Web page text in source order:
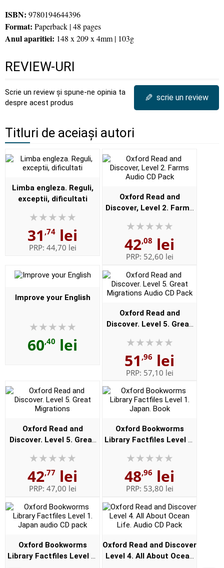
ISBN: 9780194644396
Format: Paperback | 48 pages
Anul aparitiei: 148 x 209 x 4mm | 103g
REVIEW-URI
Scrie un review și spune-ne opinia ta
despre acest produs
✎ scrie un review
Titluri de aceiași autori
Limba engleza. Reguli,
exceptii, dificultati
31 ,74 lei
PRP: 44,70 lei
Oxford Read and
Discover, Level 2. Farms
42,08 lei
PRP: 52,60 lei
Improve your English
60,40 lei
Oxford Read and
Discover. Level 5. Great
51 ,96 lei
PRP: 57,10 lei
Oxford Read and
Discover. Level 5. Great
42,77 lei
PRP: 47,00 lei
Oxford Bookworms
Library Factfiles Level 1.
48,96 lei
PRP: 53,80 lei
Oxford Bookworms
Library Factfiles Level 1.
Oxford Read and Discover
Level 4. All About Ocean